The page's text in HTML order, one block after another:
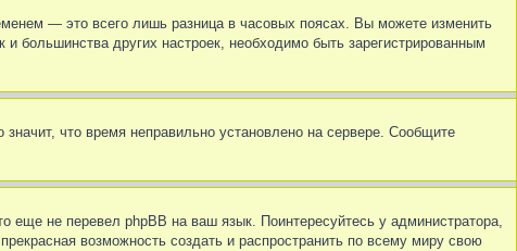
— это всего лишь разница в часовых поясах. Вы можете изменить
большинства других настроек, необходимо быть зарегистрированным
что время неправильно установлено на сервере. Сообщите
еще не перевел phpBB на ваш язык. Поинтересуйтесь у администратора,
возможность создать и распространить по всему миру свою